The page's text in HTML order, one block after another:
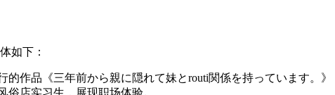
如下：
的作品《三年前から親に隠れて妹とrouti関係を持っています。》